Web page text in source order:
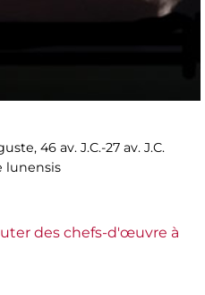
46 av. J.C.-27 av. J.C.
lunensis
des chefs-d'œuvre à